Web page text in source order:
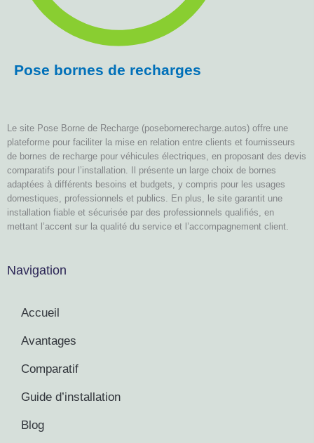
Pose bornes de recharges
Le site Pose Borne de Recharge (posebornerecharge.autos) offre une
plateforme pour faciliter la mise en relation entre clients et fournisseurs
de bornes de recharge pour véhicules électriques, en proposant des devis
comparatifs pour l’installation. Il présente un large choix de bornes
adaptées à différents besoins et budgets, y compris pour les usages
domestiques, professionnels et publics. En plus, le site garantit une
installation fiable et sécurisée par des professionnels qualifiés, en
mettant l’accent sur la qualité du service et l’accompagnement client.
Navigation
Accueil
Avantages
Comparatif
Guide d’installation
Blog